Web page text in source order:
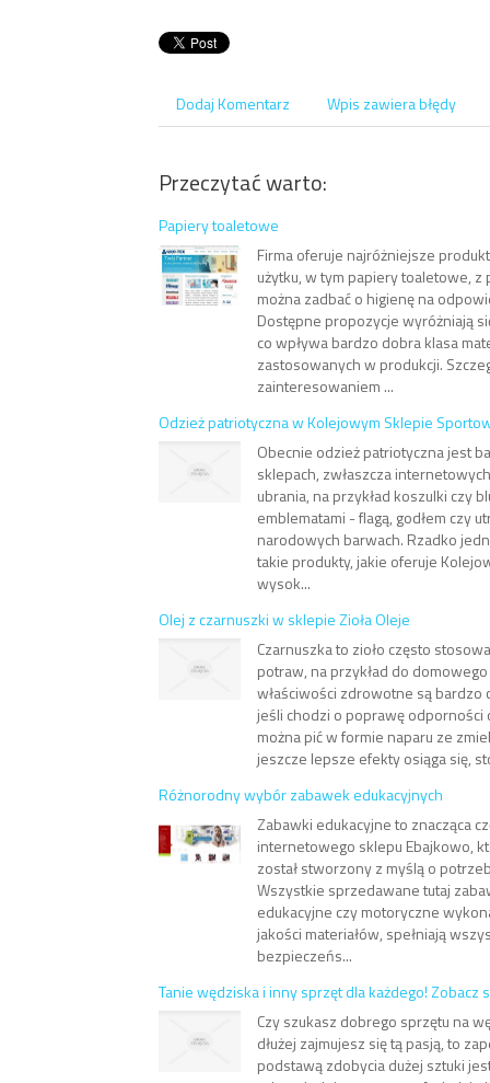
Dodaj Komentarz Wpis zawiera błędy
Przeczytać warto:
Papiery toaletowe
Firma oferuje najróżniejsze
użytku, w tym papiery toaletowe, z
można zadbać o higienę na
Dostępne propozycje wyróżniają
co wpływa bardzo dobra klasa
zastosowanych w produkcji.
zainteresowaniem ...
Odzież patriotyczna w Kolejowym Sklepie
Obecnie odzież patriotyczna jest
sklepach, zwłaszcza
ubrania, na przykład koszulki czy
emblematami - flagą, godłem czy
narodowych barwach. Rzadko
takie produkty, jakie oferuje
wysok...
Olej z czarnuszki w sklepie Zioła Oleje
Czarnuszka to zioło często
potraw, na przykład do domowego
właściwości zdrowotne są bardzo
jeśli chodzi o poprawę odporności
można pić w formie naparu ze
jeszcze lepsze efekty osiąga się,
Różnorodny wybór zabawek edukacyjnych
Zabawki edukacyjne to znacząca
internetowego sklepu Ebajkowo,
został stworzony z myślą o
Wszystkie sprzedawane tutaj
edukacyjne czy motoryczne
jakości materiałów, spełniają
bezpieczeńs...
Tanie wędziska i inny sprzęt dla każdego! Zobacz
Czy szukasz dobrego sprzętu na
dłużej zajmujesz się tą pasją, to
podstawą zdobycia dużej sztuki